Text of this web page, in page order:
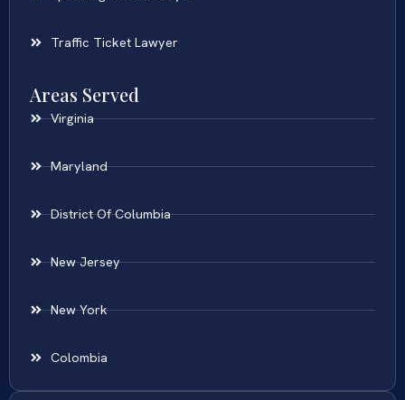
Traffic Ticket Lawyer
Areas Served
Virginia
Maryland
District Of Columbia
New Jersey
New York
Colombia